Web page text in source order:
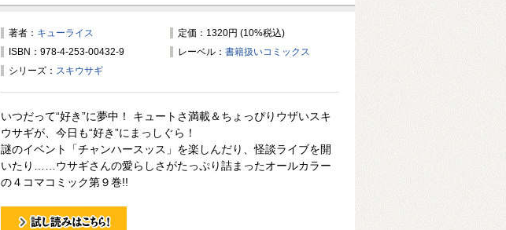
著者： キューライス
定価：1320円 (10%税込)
ISBN：978-4-253-00432-9
レーベル： 書籍扱いコミックス
シリーズ： スキウサギ
いつだって“好き”に夢中！ キュートさ満載＆ちょっぴりウザいスキ
ウサギが、今日も“好き”にまっしぐら！
謎のイベント「チャンハースッス」を楽しんだり、怪談ライブを開
いたり……ウサギさんの愛らしさがたっぷり詰まったオールカラー
の４コマコミック第９巻!!